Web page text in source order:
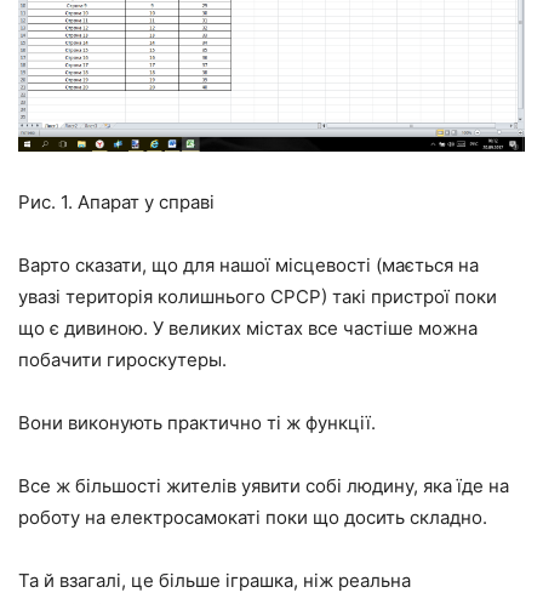
Рис. 1. Апарат у справі
Варто сказати, що для нашої місцевості (мається на
увазі територія колишнього СРСР) такі пристрої поки
що є дивиною. У великих містах все частіше можна
побачити гироскутеры.
Вони виконують практично ті ж функції.
Все ж більшості жителів уявити собі людину, яка їде на
роботу на електросамокаті поки що досить складно.
Та й взагалі, це більше іграшка, ніж реальна